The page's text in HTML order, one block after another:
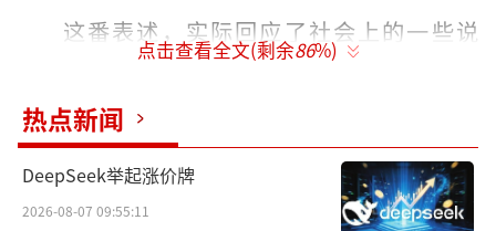
这番表述，实际回应了社会上的一些说
法。有声音认为DRG改革导致医院收入锐减，
在医院收入本来就很有限的情况下，不宜快速
推进。
健识局在发布会现场获悉：医保局认为医
点击查看全文(剩余86%)
热点新闻
DeepSeek举起涨价牌
2026-08-07 09:55:11